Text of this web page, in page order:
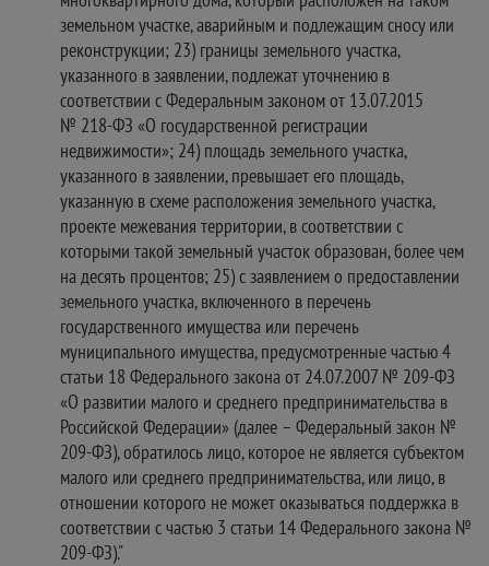
земельном участке, аварийным и подлежащим сносу или
реконструкции; 23) границы земельного участка,
указанного в заявлении, подлежат уточнению в
соответствии с Федеральным законом от 13.07.2015
№ 218-ФЗ «О государственной регистрации
недвижимости»; 24) площадь земельного участка,
указанного в заявлении, превышает его площадь,
указанную в схеме расположения земельного участка,
проекте межевания территории, в соответствии с
которыми такой земельный участок образован, более чем
на десять процентов; 25) с заявлением о предоставлении
земельного участка, включенного в перечень
государственного имущества или перечень
муниципального имущества, предусмотренные частью 4
статьи 18 Федерального закона от 24.07.2007 № 209-ФЗ
«О развитии малого и среднего предпринимательства в
Российской Федерации» (далее – Федеральный закон №
209-ФЗ), обратилось лицо, которое не является субъектом
малого или среднего предпринимательства, или лицо, в
отношении которого не может оказываться поддержка в
соответствии с частью 3 статьи 14 Федерального закона №
209-ФЗ)."